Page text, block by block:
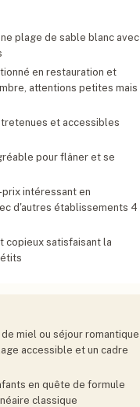
plage de sable blanc avec
en restauration et
attentions petites mais
et accessibles
pour flâner et se
intéressant en
d'autres établissements 4
copieux satisfaisant la
miel ou séjour romantique
accessible et un cadre
en quête de formule
classique